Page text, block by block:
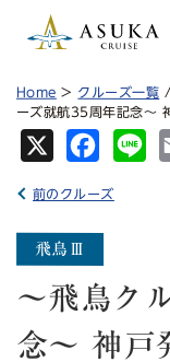
Home > クルーズ一覧 /
ーズ就航35周年記念〜
Fa
前のクルーズ
〜飛鳥ク
念〜 神戸